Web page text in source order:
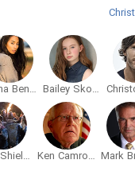
Bailey Skodje
Donna Benedicto
Ken Camroux-Taylor
Chris Shields